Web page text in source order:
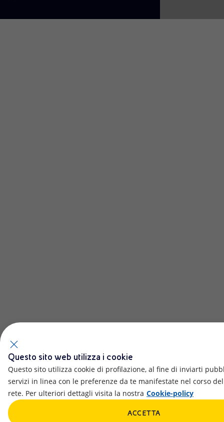
Questo sito web utilizza i cookie
Questo sito utilizza cookie di profilazione, al fine di inviarti
servizi in linea con le preferenze da te manifestate nel corso
rete. Per ulteriori dettagli visita la nostra Cookie-policy
ACCETTA